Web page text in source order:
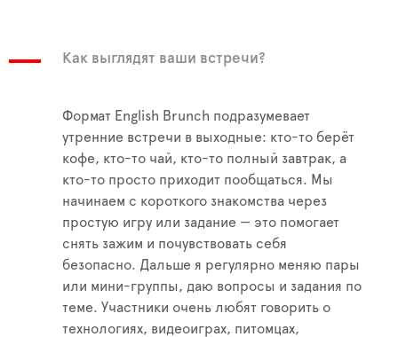
Как выглядят ваши встречи?
Формат English Brunch подразумевает
утренние встречи в выходные: кто-то берёт
кофе, кто-то чай, кто-то полный завтрак, а
кто-то просто приходит пообщаться. Мы
начинаем с короткого знакомства через
простую игру или задание — это помогает
снять зажим и почувствовать себя
безопасно. Дальше я регулярно меняю пары
или мини-группы, даю вопросы и задания по
теме. Участники очень любят говорить о
технологиях, видеоиграх, питомцах,